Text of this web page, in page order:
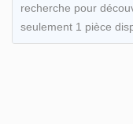
recherche pour
seulement 1 pièce